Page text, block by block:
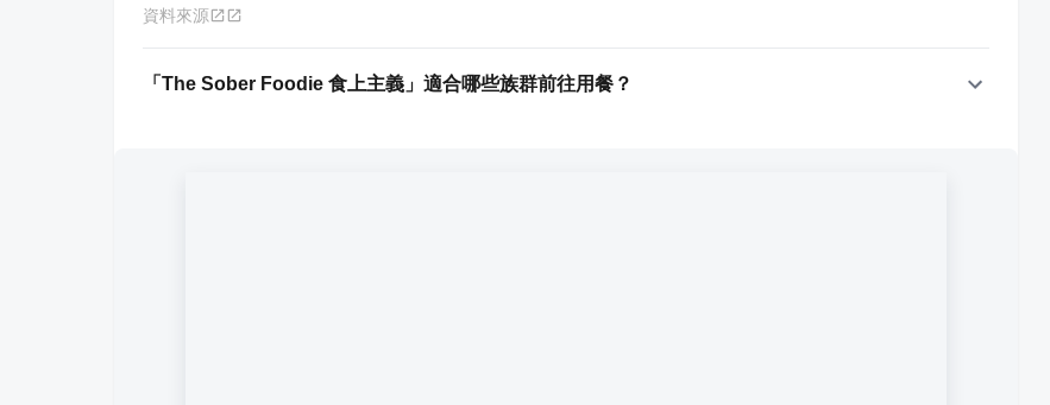
資料來源
「The Sober Foodie 食上主義」適合哪些族群前往用餐？